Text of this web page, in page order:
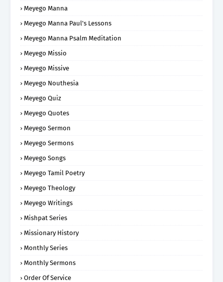
Meyego Manna
Meyego Manna Paul's Lessons
Meyego Manna Psalm Meditation
Meyego Missio
Meyego Missive
Meyego Nouthesia
Meyego Quiz
Meyego Quotes
Meyego Sermon
Meyego Sermons
Meyego Songs
Meyego Tamil Poetry
Meyego Theology
Meyego Writings
Mishpat Series
Missionary History
Monthly Series
Monthly Sermons
Order Of Service